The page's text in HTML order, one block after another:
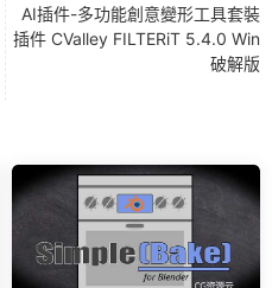
AI插件-多功能創意變形工具套裝
插件 CValley FILTERiT 5.4.0 Win
破解版